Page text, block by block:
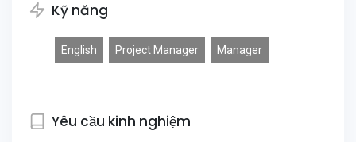
Kỹ năng
English Project Manager Manager
Yêu cầu kinh nghiệm